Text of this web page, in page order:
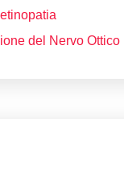
del Nervo Ottico